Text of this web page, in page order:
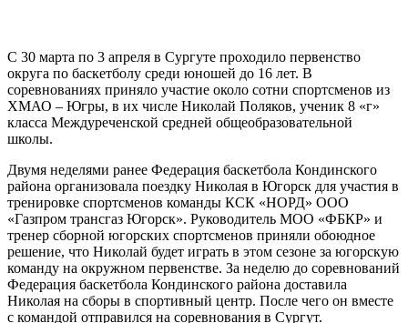
С 30 марта по 3 апреля в Сургуте проходило первенство
округа по баскетболу среди юношей до 16 лет. В
соревнованиях приняло участие около сотни спортсменов из
ХМАО – Югры, в их числе Николай Поляков, ученик 8 «г»
класса Междуреченской средней общеобразовательной
школы.
Двумя неделями ранее Федерация баскетбола Кондинского
района организовала поездку Николая в Югорск для участия в
тренировке спортсменов команды КСК «НОРД» ООО
«Газпром трансгаз Югорск». Руководитель МОО «ФБКР» и
тренер сборной югорских спортсменов приняли обоюдное
решение, что Николай будет играть в этом сезоне за югорскую
команду на окружном первенстве. За неделю до соревнований
Федерация баскетбола Кондинского района доставила
Николая на сборы в спортивный центр. После чего он вместе
с командой отправился на соревнования в Сургут.